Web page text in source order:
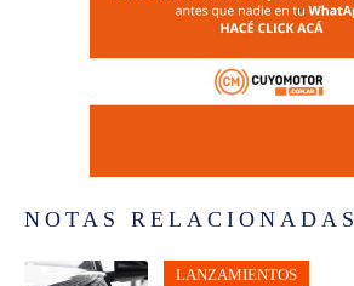
NOTAS RELACIONADAS
LANZAMIENTOS